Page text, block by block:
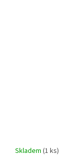
Skladem (1 ks)